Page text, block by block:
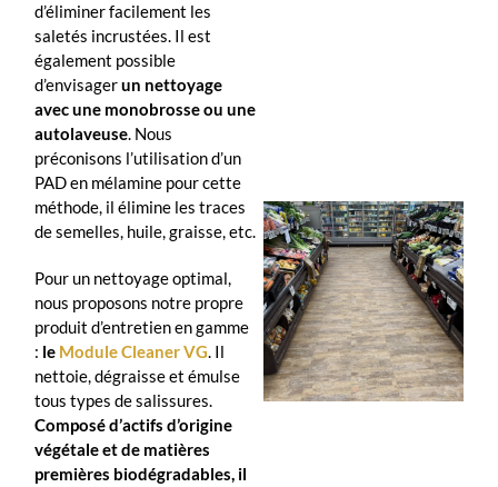
d’éliminer facilement les
saletés incrustées. Il est
également possible
d’envisagerun nettoyage
avec une monobrosse ou une
autolaveuse. Nous
préconisons l’utilisation d’un
PAD en mélamine pour cette
méthode, il élimine les traces
de semelles, huile, graisse, etc.
Pour un nettoyage optimal,
nous proposons notre propre
produit d’entretien en gamme
: le Module Cleaner VG. Il
nettoie, dégraisse et émulse
tous types de salissures.
Composé d’actifs d’origine
végétale et de matières
premières biodégradables, il